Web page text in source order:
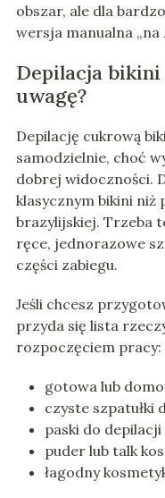
obszar, ale dla
wersja manualna „na
Depilacja
uwagę?
Depilację cukrową
samodzielnie, choć
dobrej widoczności.
klasycznym bikini niż
brazylijskiej. Trzeba
ręce, jednorazowe
części zabiegu.
Jeśli chcesz
przyda się lista
rozpoczęciem pracy:
gotowa lub
czyste szpatułki
paski do
puder lub talk
łagodny